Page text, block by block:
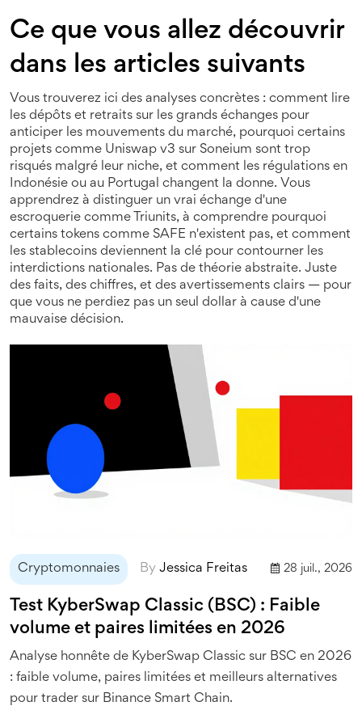
Ce que vous allez découvrir
dans les articles suivants
Vous trouverez ici des analyses concrètes : comment lire
les dépôts et retraits sur les grands échanges pour
anticiper les mouvements du marché, pourquoi certains
projets comme Uniswap v3 sur Soneium sont trop
risqués malgré leur niche, et comment les régulations en
Indonésie ou au Portugal changent la donne. Vous
apprendrez à distinguer un vrai échange d'une
escroquerie comme Triunits, à comprendre pourquoi
certains tokens comme SAFE n'existent pas, et comment
les stablecoins deviennent la clé pour contourner les
interdictions nationales. Pas de théorie abstraite. Juste
des faits, des chiffres, et des avertissements clairs — pour
que vous ne perdiez pas un seul dollar à cause d'une
mauvaise décision.
Cryptomonnaies By Jessica Freitas 28 juil., 2026
Test KyberSwap Classic (BSC) : Faible
volume et paires limitées en 2026
Analyse honnête de KyberSwap Classic sur BSC en 2026
: faible volume, paires limitées et meilleurs alternatives
pour trader sur Binance Smart Chain.